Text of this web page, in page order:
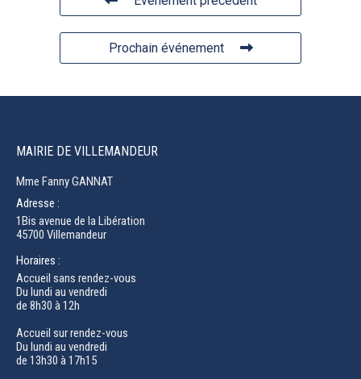
Prochain événement
MAIRIE DE VILLEMANDEUR
Mme Fanny GANNAT
Adresse :
1Bis avenue de la Libération
45700 Villemandeur
Horaires :
Accueil sans rendez-vous
Du lundi au vendredi
de 8h30 à 12h
Accueil sur rendez-vous
Du lundi au vendredi
de 13h30 à 17h15